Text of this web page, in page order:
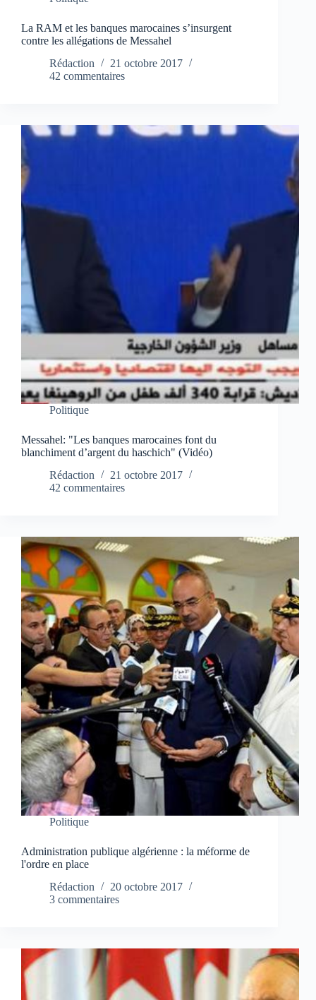
La RAM et les banques marocaines s’insurgent
contre les allégations de Messahel
Rédaction
21 octobre 2017
42 commentaires
Politique
Messahel: "Les banques marocaines font du
blanchiment d’argent du haschich" (Vidéo)
Rédaction
21 octobre 2017
42 commentaires
Politique
Administration publique algérienne : la méforme de
l'ordre en place
Rédaction
20 octobre 2017
3 commentaires